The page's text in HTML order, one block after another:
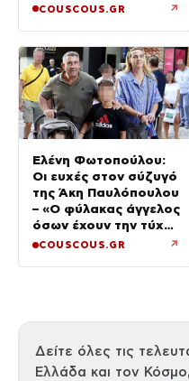
COUSCOUS.GR ↗
Ελένη Φωτοπούλου:
Οι ευχές στον σύζυγό
της Άκη Παυλόπουλου
– «Ο φύλακας άγγελος
όσων έχουν την τύχη
να βρίσκονται κοντά
COUSCOUS.GR ↗
Δείτε όλες τις
Ελλάδα και τον